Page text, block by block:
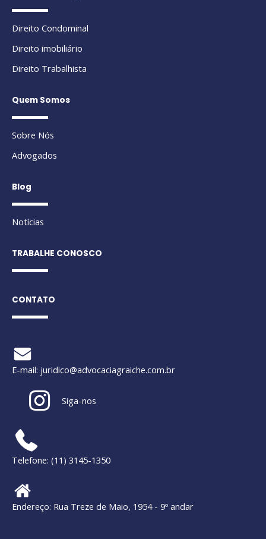
Direito Condominal
Direito imobiliário
Direito Trabalhista
Quem Somos
Sobre Nós
Advogados
Blog
Notícias
TRABALHE CONOSCO
CONTATO
E-mail: juridico@advocaciagraiche.com.br
Siga-nos
Telefone: (11) 3145-1350
Endereço: Rua Treze de Maio, 1954 - 9º andar